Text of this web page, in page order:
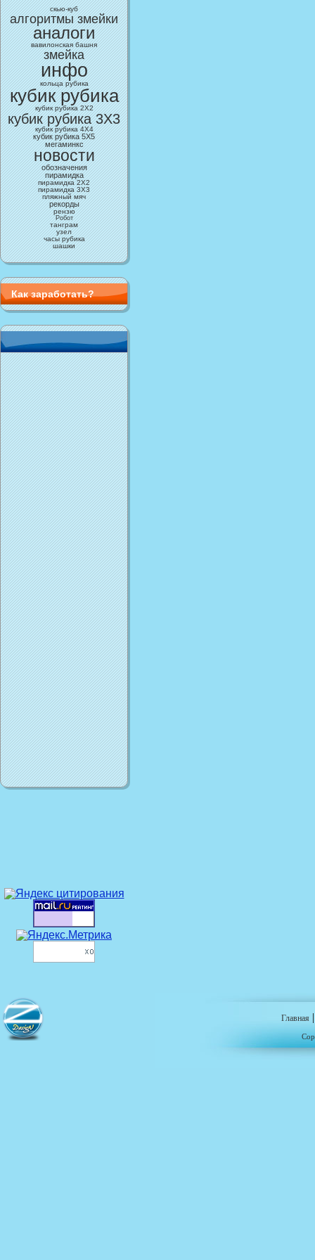
cкью-куб
алгоритмы змейки
аналоги
вавилонская башня
змейка
инфо
кольца рубика
кубик рубика
кубик рубика 2Х2
кубик рубика 3X3
кубик рубика 4X4
кубик рубика 5Х5
мегаминкс
новости
обозначения
пирамидка
пирамидка 2Х2
пирамидка 3Х3
пляжный мяч
рекорды
рензю
Робот
танграм
узел
часы рубика
шашки
Как заработать?
Главная